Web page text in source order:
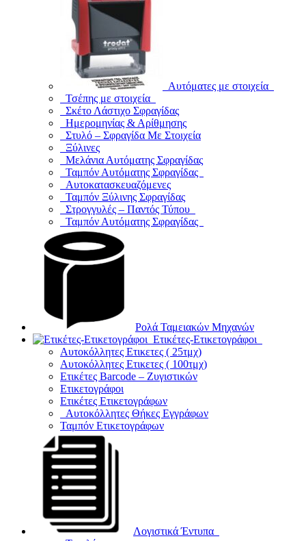
Αυτόματες με στοιχεία
Τσέπης με στοιχεία
Σκέτο Λάστιχο Σφραγίδας
Ημερομηνίας & Αρίθμησης
Στυλό – Σφραγίδα Με Στοιχεία
Ξύλινες
Μελάνια Αυτόματης Σφραγίδας
Ταμπόν Αυτόματης Σφραγίδας
Αυτοκατασκευαζόμενες
Ταμπόν Ξύλινης Σφραγίδας
Στρογγυλές – Παντός Τύπου
Ταμπόν Αυτόματης Σφραγίδας
Ρολά Ταμειακών Μηχανών
Ετικέτες-Ετικετογράφοι
Αυτοκόλλητες Ετικετες ( 25τμχ)
Αυτοκόλλητες Ετικετες ( 100τμχ)
Ετικέτες Barcode – Ζυγιστικών
Ετικετογράφοι
Ετικέτες Ετικετογράφων
Αυτοκόλλητες Θήκες Εγγράφων
Ταμπόν Ετικετογράφων
Λογιστικά Έντυπα